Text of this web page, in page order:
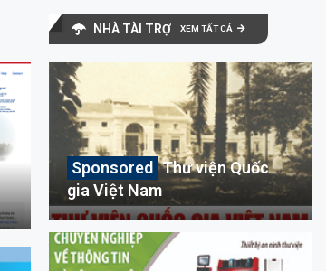
NHÀ TÀI TRỢ XEM TẤT CẢ
Thư viện Quốc
gia Việt Nam